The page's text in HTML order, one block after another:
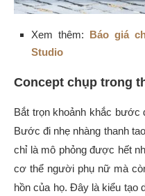
Xem thêm: Báo giá
Studio
Concept chụp trong
Bắt trọn khoảnh khắc bước
Bước đi nhẹ nhàng thanh
chỉ là mô phỏng được hết
cơ thể người phụ nữ mà
hồn của họ. Đây là kiểu tạo